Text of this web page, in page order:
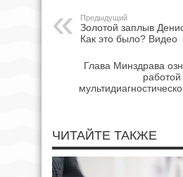
Предыдущий
Золотой заплыв
Как это было? Видео
Глава Минздрава
ЧИТАЙТЕ ТАКЖЕ